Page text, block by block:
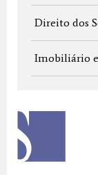
Direito dos
Imobiliário